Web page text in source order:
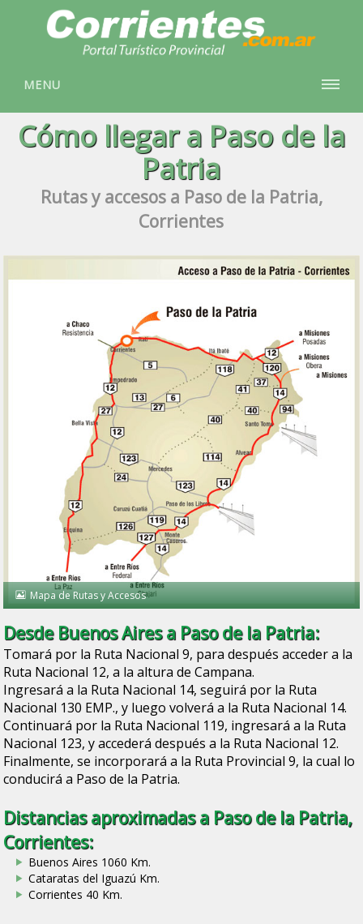
MENU
Cómo llegar a Paso de la
Patria
Rutas y accesos a Paso de la Patria,
Corrientes
Mapa de Rutas y Accesos
Desde Buenos Aires a Paso de la Patria:
Tomará por la Ruta Nacional 9, para después acceder a la
Ruta Nacional 12, a la altura de Campana.
Ingresará a la Ruta Nacional 14, seguirá por la Ruta
Nacional 130 EMP., y luego volverá a la Ruta Nacional 14.
Continuará por la Ruta Nacional 119, ingresará a la Ruta
Nacional 123, y accederá después a la Ruta Nacional 12.
Finalmente, se incorporará a la Ruta Provincial 9, la cual lo
conducirá a Paso de la Patria.
Distancias aproximadas a Paso de la Patria,
Corrientes:
Buenos Aires 1060 Km.
Cataratas del Iguazú Km.
Corrientes 40 Km.